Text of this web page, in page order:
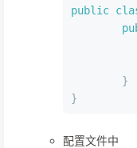
public
	}
}
配置文件中